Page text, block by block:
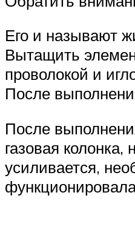
Его и называют
Вытащить
проволокой и
После
После
газовая
усиливается,